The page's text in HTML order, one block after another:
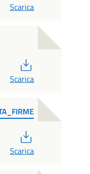
Scarica
Scarica
Scarica